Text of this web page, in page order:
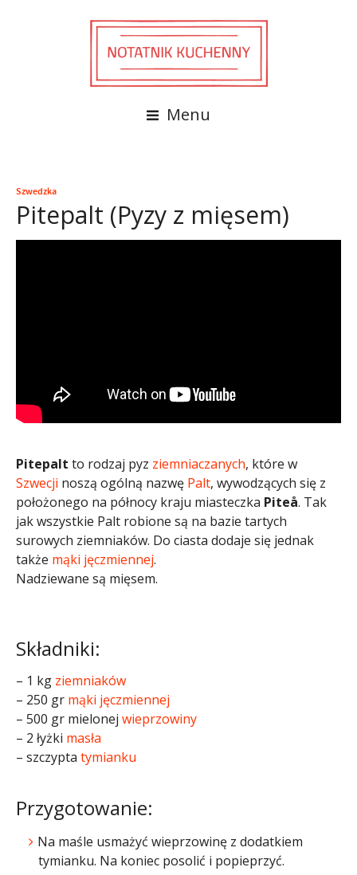
Menu
Szwedzka
Pitepalt (Pyzy z mięsem)
Pitepalt to rodzaj pyz ziemniaczanych, które w
Szwecji noszą ogólną nazwę Palt, wywodzących się z
położonego na północy kraju miasteczka Piteå. Tak
jak wszystkie Palt robione są na bazie tartych
surowych ziemniaków. Do ciasta dodaje się jednak
także mąki jęczmiennej.
Nadziewane są mięsem.
Składniki:
– 1 kg ziemniaków
– 250 gr mąki jęczmiennej
– 500 gr mielonej wieprzowiny
– 2 łyżki masła
– szczypta tymianku
Przygotowanie:
Na maśle usmażyć wieprzowinę z dodatkiem
tymianku. Na koniec posolić i popieprzyć.